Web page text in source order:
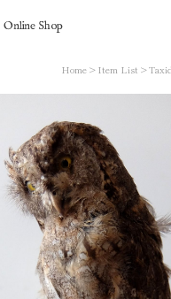
Online Shop
Home Item List